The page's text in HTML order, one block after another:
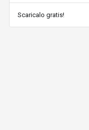
Scaricalo gratis!